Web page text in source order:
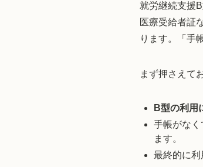
就労継続支援
医療受給者証
ります。「手
まず押さえて
B型の利用
手帳がなく
ます。
最終的に利